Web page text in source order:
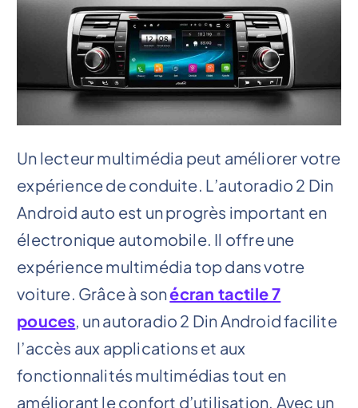
Un lecteur multimédia peut améliorer votre
expérience de conduite. L’autoradio 2 Din
Android auto est un progrès important en
électronique automobile. Il offre une
expérience multimédia top dans votre
voiture. Grâce à sonécran tactile 7
pouces, un autoradio 2 Din Android facilite
l’accès aux applications et aux
fonctionnalités multimédias tout en
améliorant le confort d’utilisation. Avec un